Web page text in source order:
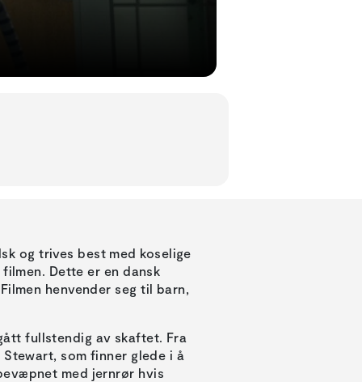
og trives best med koselige
Dette er en dansk
henvender seg til barn,
fullstendig av skaftet. Fra
som finner glede i å
med jernrør hvis